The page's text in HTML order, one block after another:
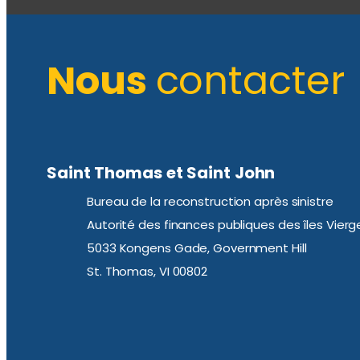
Nous contacter
Saint Thomas et Saint John
Bureau de la reconstruction après sinistre
Autorité des finances publiques des îles
5033 Kongens Gade, Government Hill
St. Thomas, VI 00802